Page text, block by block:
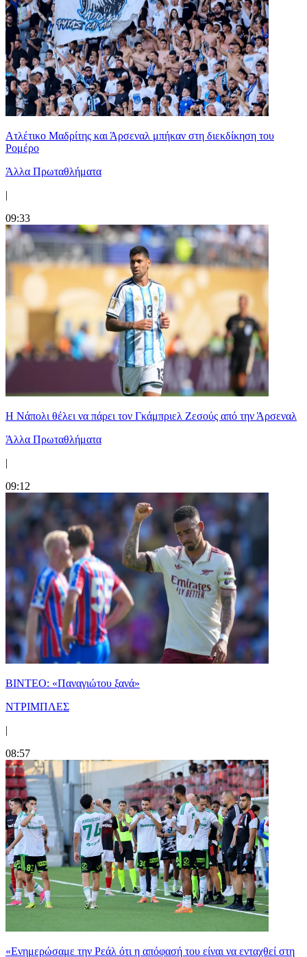
Ατλέτικο Μαδρίτης και Άρσεναλ μπήκαν στη διεκδίκηση του
Ρομέρο
Άλλα Πρωταθλήματα
|
09:33
Η Νάπολι θέλει να πάρει τον Γκάμπριελ Ζεσούς από την Άρσεναλ
Άλλα Πρωταθλήματα
|
09:12
ΒΙΝΤΕΟ: «Παναγιώτου ξανά»
ΝΤΡΙΜΠΛΕΣ
|
08:57
«Ενημερώσαμε την Ρεάλ ότι η απόφασή του είναι να ενταχθεί στη